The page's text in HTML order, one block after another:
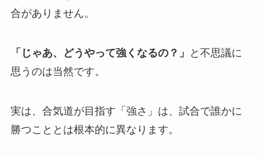
合がありません。
「じゃあ、どうやって強くなるの？」
と不思議に
思うのは当然です。
実は、合気道が目指す「強さ」は、試合で誰かに
勝つこととは根本的に異なります。